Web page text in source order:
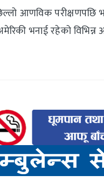
आणविक परीक्षणपछि
भनाई रहेको विभिन्न